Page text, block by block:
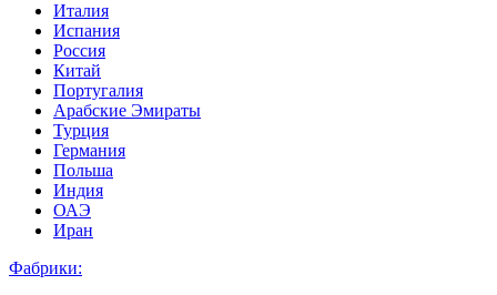
Италия
Испания
Россия
Китай
Португалия
Арабские Эмираты
Турция
Германия
Польша
Индия
ОАЭ
Иран
Фабрики: